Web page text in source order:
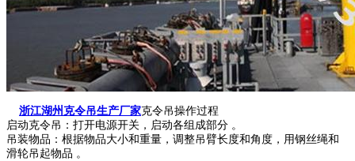
浙江湖州克令吊生产厂家克令吊操作过程
启动克令吊：打开电源开关，启动各组成部分 。
吊装物品：根据物品大小和重量，调整吊臂长度和角度，用钢丝绳和
滑轮吊起物品 。